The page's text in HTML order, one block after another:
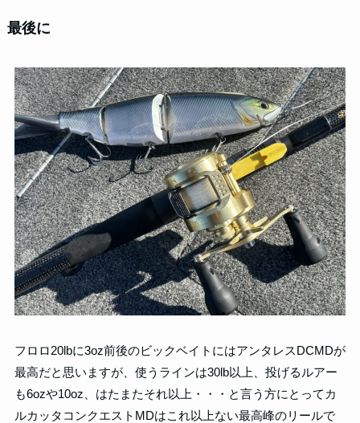
最後に
フロロ20lbに3oz前後のビックベイトにはアンタレスDCMDが
最高だと思いますが、使うラインは30lb以上、投げるルアー
も6ozや10oz、はたまたそれ以上・・・と言う方にとってカ
ルカッタコンクエストMDはこれ以上ない最高峰のリールで